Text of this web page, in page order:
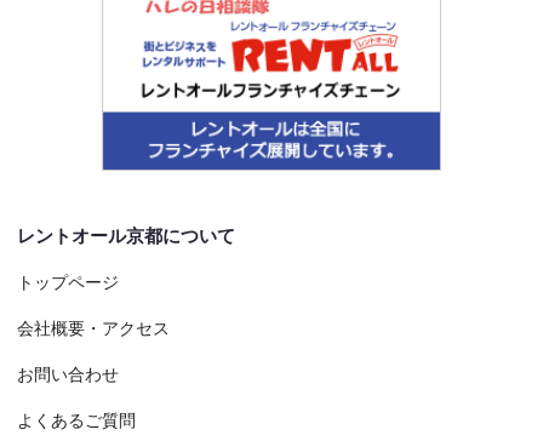
レントオール京都について
トップページ
会社概要・アクセス
お問い合わせ
よくあるご質問